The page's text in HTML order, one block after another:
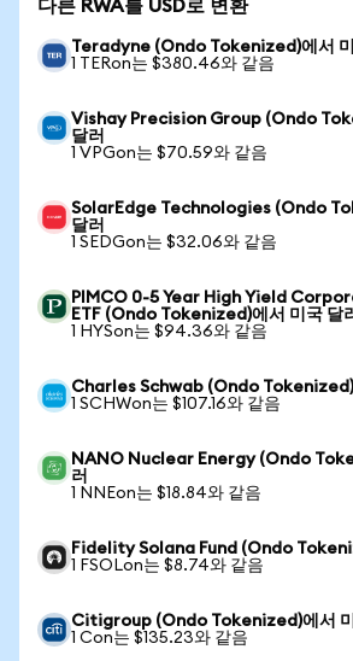
다른 RWA를 USD로 변환
Teradyne (Ondo Tokenized)에서 미
1 TERon는 $380.46와 같음
Vishay Precision Group (Ondo
달러
1 VPGon는 $70.59와 같음
SolarEdge Technologies (Ondo
달러
1 SEDGon는 $32.06와 같음
PIMCO 0-5 Year High Yield
ETF (Ondo Tokenized)에서 미국 달
1 HYSon는 $94.36와 같음
Charles Schwab (Ondo Tokenized)
1 SCHWon는 $107.16와 같음
NANO Nuclear Energy (Ondo
러
1 NNEon는 $18.84와 같음
Fidelity Solana Fund (Ondo
1 FSOLon는 $8.74와 같음
Citigroup (Ondo Tokenized)에서 미
1 Con는 $135.23와 같음